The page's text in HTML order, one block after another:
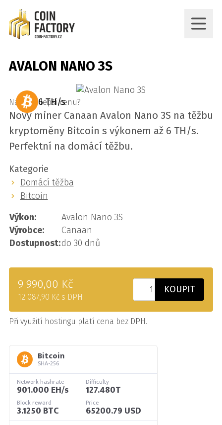
AVALON NANO 3S
6 TH/s
Našel jsi lepší cenu?
Nový miner Canaan Avalon Nano 3S na těžbu
kryptoměny Bitcoin s výkonem až 6 TH/s.
Perfektní na domácí těžbu.
Kategorie
Domácí těžba
Bitcoin
Výkon:
Avalon Nano 3S
Výrobce:
Canaan
Dostupnost:do 30 dnů
9 990,00 Kč
12 087,90 Kč s DPH
KOUPIT
Při využití hostingu platí cena bez DPH.
Bitcoin
SHA-256
Network hashrate
901.000 EH/s
Difficulty
127.480T
Block reward
3.1250 BTC
Price
65200.79 USD